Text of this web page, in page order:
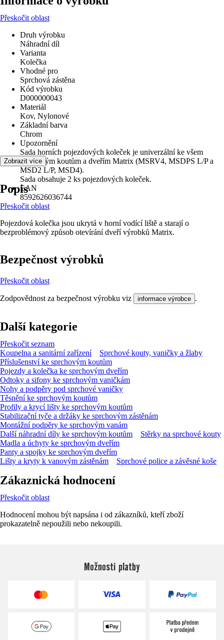
Přeskočit oblast
Druh výrobku
Náhradní díl
Varianta
Kolečka
Vhodné pro
Sprchová zástěna
Kód výrobku
D000000043
Materiál
Kov, Nylonové
Základní barva
Chrom
Upozornění
Sada horních pojezdových koleček je univerzální ke všem
sprchovým koutům a dveřím Matrix (MSRV4, MSDPS L/P a
MSD2 L/P, MSD4).
Sada obsahuje 2 ks pojezdových koleček.
EAN
8592626036744
Zobrazit více
Popis
Přeskočit oblast
Pojezdová kolečka jsou ukrytá v horní vodící liště a starají o
bezproblémový způsob otevírání dveří výrobků Matrix.
Bezpečnost výrobků
Přeskočit oblast
Zodpovědnost za bezpečnost výrobku viz informace výrobce .
Další kategorie
Přeskočit seznam
Koupelna a sanitární zařízení
Sprchové kouty, vaničky a žlaby
Příslušenství ke sprchovým koutům
Pojezdy a kolečka ke sprchovým dveřím
Odtoky a sifony ke sprchovým vaničkám
Nohy a podpěry pod sprchové vaničky
Těsnění ke sprchovým koutům
Profily a krycí lišty ke sprchovým koutům
Stabilizační tyče a držáky ke sprchovým zástěnám
Montážní podpěry ke sprchovým vanám
Další náhradní díly ke sprchovým koutům
Stěrky na sprchové kouty
Madla a úchyty ke sprchovým dveřím
Panty a spojky ke sprchovým dveřím
Lišty a kryty k vanovým zástěnám
Sprchové police a závěsné koše
Zákaznická hodnocení
Přeskočit oblast
Hodnocení mohou být napsána i od zákazníků, kteří zboží
prokazatelně nepoužili nebo nekoupili.
Možnosti platby